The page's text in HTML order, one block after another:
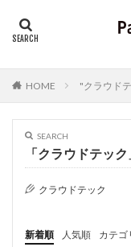
HOME "クラウド
SEARCH
「クラウドテッ
クラウドテック
新着順 人気順
カテゴ